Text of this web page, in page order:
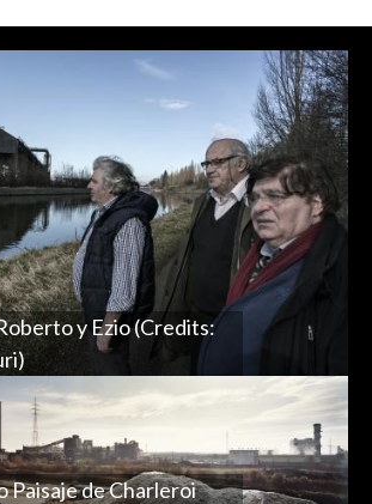
y Ezio (Credits:
Paisaje de Charleroi